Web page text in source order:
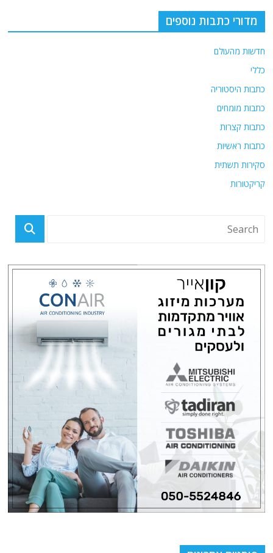
מדורי כתבות נוספים
חדשות מהעולם
כללי
כתבות היסטוריה
כתבות מומחים
כתבות קצרות
כתבות ראשיות
סקירות תשתית
קריקטורות